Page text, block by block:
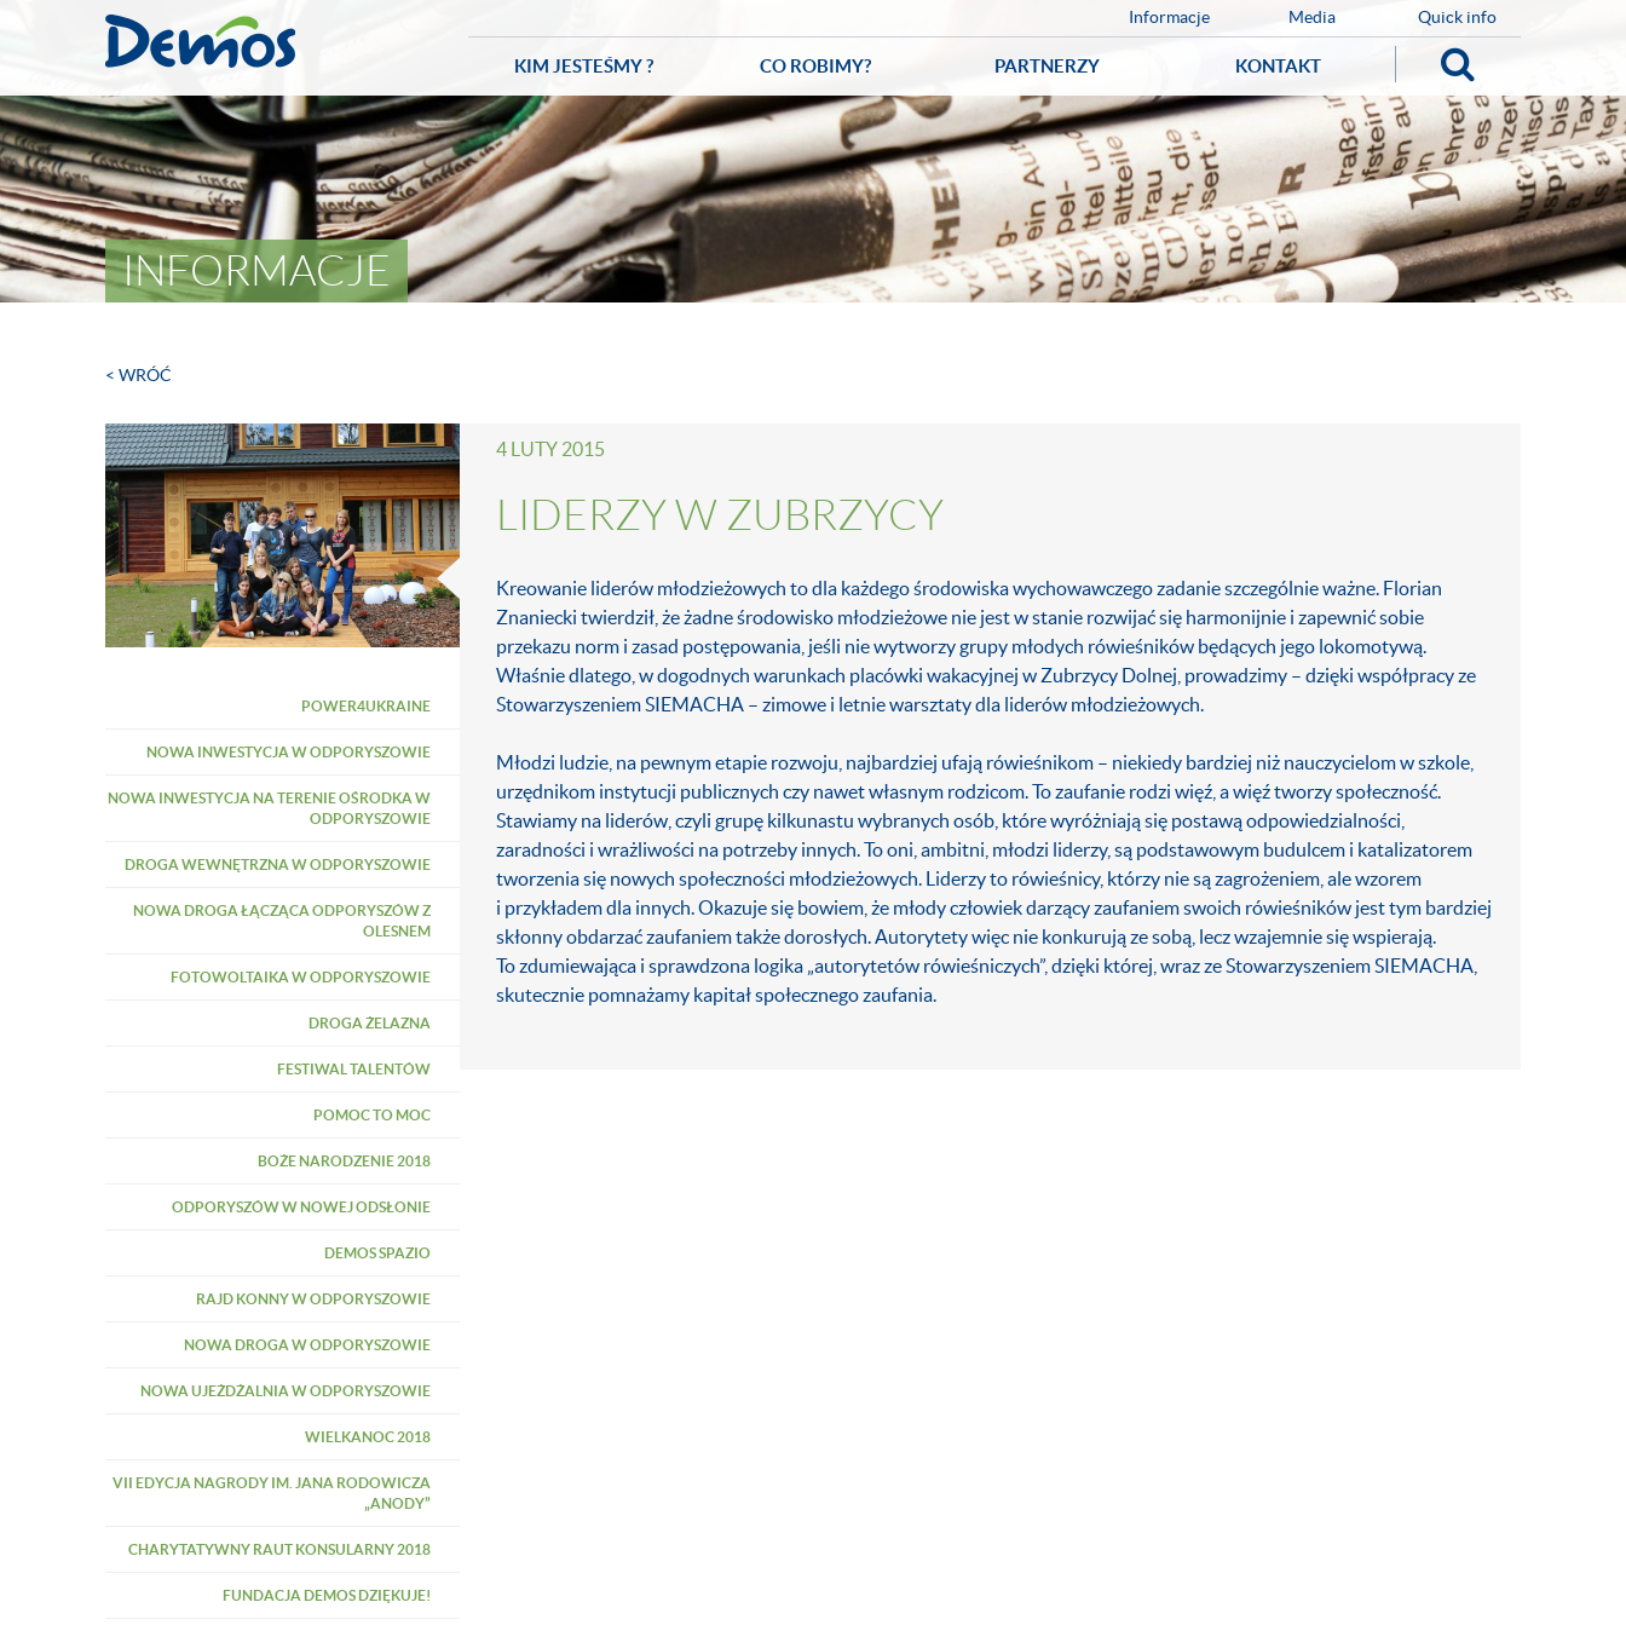
Informacje Media Quick info
KIM JESTEŚMY ? CO ROBIMY? PARTNERZY KONTAKT
INFORMACJE
< WRÓĆ
POWER4UKRAINE
NOWA INWESTYCJA W ODPORYSZOWIE
NOWA INWESTYCJA NA TERENIE OŚRODKA W
ODPORYSZOWIE
DROGA WEWNĘTRZNA W ODPORYSZOWIE
NOWA DROGA ŁĄCZĄCA ODPORYSZÓW Z
OLESNEM
FOTOWOLTAIKA W ODPORYSZOWIE
DROGA ŻELAZNA
FESTIWAL TALENTÓW
POMOC TO MOC
BOŻE NARODZENIE 2018
ODPORYSZÓW W NOWEJ ODSŁONIE
DEMOS SPAZIO
RAJD KONNY W ODPORYSZOWIE
NOWA DROGA W ODPORYSZOWIE
NOWA UJEŻDŻALNIA W ODPORYSZOWIE
WIELKANOC 2018
VII EDYCJA NAGRODY IM. JANA RODOWICZA
„ANODY”
CHARYTATYWNY RAUT KONSULARNY 2018
FUNDACJA DEMOS DZIĘKUJE!
4 LUTY 2015
LIDERZY W ZUBRZYCY
Kreowanie liderów młodzieżowych to dla każdego środowiska wychowawczego zadanie szczególnie ważne. Florian
Znaniecki twierdził, że żadne środowisko młodzieżowe nie jest w stanie rozwijać się harmonijnie i zapewnić sobie
przekazu norm i zasad postępowania, jeśli nie wytworzy grupy młodych rówieśników będących jego lokomotywą.
Właśnie dlatego, w dogodnych warunkach placówki wakacyjnej w Zubrzycy Dolnej, prowadzimy – dzięki współpracy ze
Stowarzyszeniem SIEMACHA – zimowe i letnie warsztaty dla liderów młodzieżowych.
​Młodzi ludzie, na pewnym etapie rozwoju, najbardziej ufają rówieśnikom – niekiedy bardziej niż nauczycielom w szkole,
urzędnikom instytucji publicznych czy nawet własnym rodzicom. To zaufanie rodzi więź, a więź tworzy społeczność.
Stawiamy na liderów, czyli grupę kilkunastu wybranych osób, które wyróżniają się postawą odpowiedzialności,
zaradności i wrażliwości na potrzeby innych. To oni, ambitni, młodzi liderzy, są podstawowym budulcem i katalizatorem
tworzenia się nowych społeczności młodzieżowych. Liderzy to rówieśnicy, którzy nie są zagrożeniem, ale wzorem
i przykładem dla innych. Okazuje się bowiem, że młody człowiek darzący zaufaniem swoich rówieśników jest tym bardziej
skłonny obdarzać zaufaniem także dorosłych. Autorytety więc nie konkurują ze sobą, lecz wzajemnie się wspierają.
To zdumiewająca i sprawdzona logika „autorytetów rówieśniczych”, dzięki której, wraz ze Stowarzyszeniem SIEMACHA,
skutecznie pomnażamy kapitał społecznego zaufania.